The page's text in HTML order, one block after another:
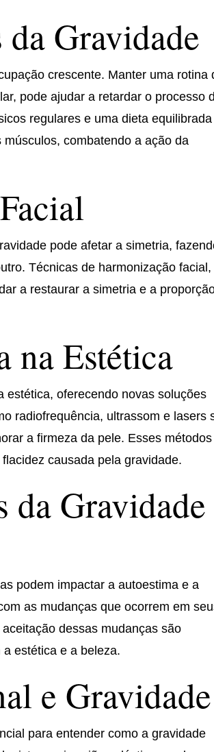
Gravidade
crescente. Manter uma rotina
pode ajudar a retardar o processo
regulares e uma dieta equilibrada
combatendo a ação da
pode afetar a simetria,
Técnicas de harmonização facial,
a restaurar a simetria e a
na Estética
estética, oferecendo novas soluções
radiofrequência, ultrassom e lasers
a firmeza da pele. Esses métodos
causada pela gravidade.
da Gravidade
podem impactar a autoestima e a
as mudanças que ocorrem em
dessas mudanças são
estética e a beleza.
e Gravidade
para entender como a gravidade